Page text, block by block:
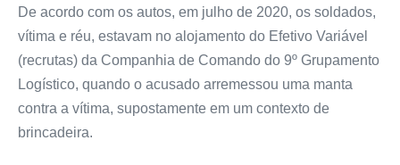
De acordo com os autos, em julho de 2020, os soldados,
vítima e réu, estavam no alojamento do Efetivo Variável
(recrutas) da Companhia de Comando do 9º Grupamento
Logístico, quando o acusado arremessou uma manta
contra a vítima, supostamente em um contexto de
brincadeira.